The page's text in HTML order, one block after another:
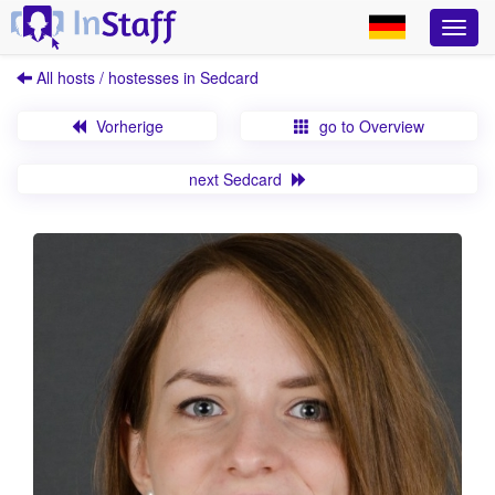
All hosts / hostesses in Sedcard
Vorherige go to Overview
next Sedcard